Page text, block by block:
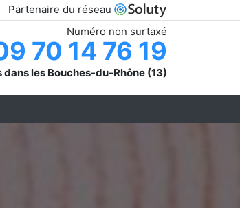
Partenaire du réseau
Numéro non surtaxé
70 14 76 19
les Bouches-du-Rhône (13)